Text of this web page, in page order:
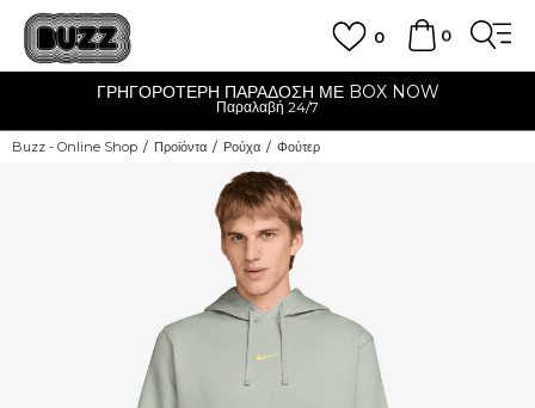
0
0
ΓΡΗΓΟΡΟΤΕΡΗ ΠΑΡΑΔΟΣΗ ΜΕ BOX NOW
Παραλαβή 24/7
Buzz - Online Shop Προϊόντα Ρούχα Φούτερ